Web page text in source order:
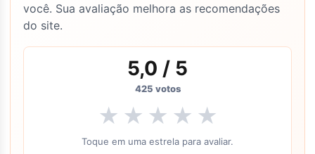
você. Sua avaliação melhora as recomendações
do site.
5,0 / 5
425 votos
★ ★ ★ ★ ★
Toque em uma estrela para avaliar.